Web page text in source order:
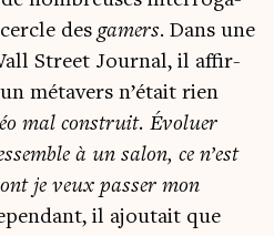
des gamers. Dans une
Street Jour­nal, il affir­
méta­vers n’était rien
mal construit. Évo­luer
à un salon, ce n’est
je veux pas­ser mon
il ajou­tait que